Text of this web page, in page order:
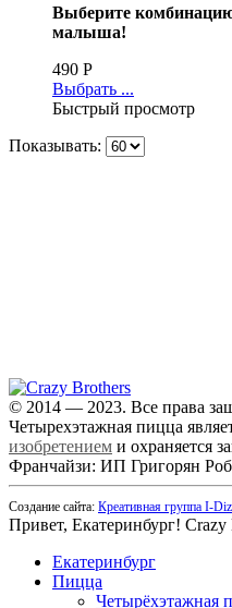
Выберите
малыша!
490 Р
Выбрать ...
Быстрый просмотр
Показывать:
© 2014 — 2023. Все права
Четырехэтажная пицца
изобретением и охраняется
Франчайзи: ИП Григорян
Создание сайта: Креативная группа I-Diz
Привет, Екатеринбург! Crazy
Екатеринбург
Пицца
Четырёхэтажная